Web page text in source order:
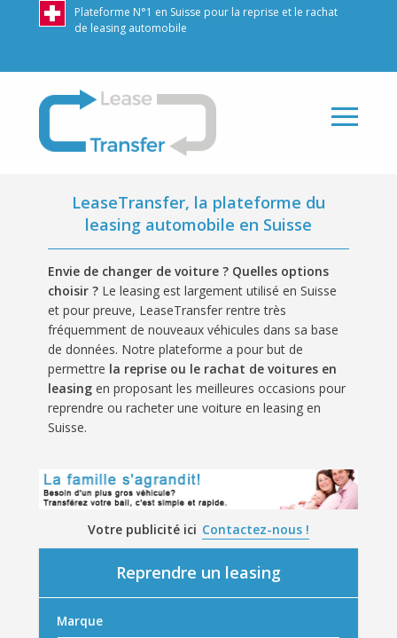
Plateforme N°1 en Suisse pour la reprise et le rachat
de leasing automobile
LeaseTransfer
LeaseTransfer, la plateforme du
leasing automobile en Suisse
Envie de changer de voiture ? Quelles options
choisir ? Le leasing est largement utilisé en Suisse
et pour preuve, LeaseTransfer rentre très
fréquemment de nouveaux véhicules dans sa base
de données. Notre plateforme a pour but de
permettre la reprise ou le rachat de voitures en
leasing en proposant les meilleures occasions pour
reprendre ou racheter une voiture en leasing en
Suisse.
Votre publicité ici Contactez-nous !
Reprendre un leasing
Marque